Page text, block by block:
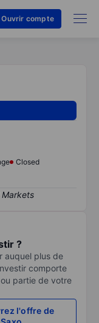
Ouvrir compte
Closed
?
auquel plus de
comporte
partie de votre
l'offre de